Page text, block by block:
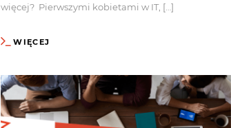
więcej? Pierwszymi kobietami w IT, […]
WIĘCEJ